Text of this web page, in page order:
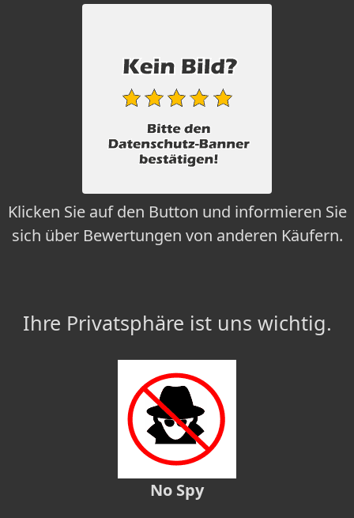
Klicken Sie auf den Button und informieren Sie
sich über Bewertungen von anderen Käufern.
Ihre Privatsphäre ist uns wichtig.
No Spy